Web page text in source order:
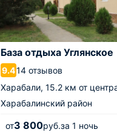
База отдыха Углянское
9.414 отзывов
Харабали, 15.2 км от
Харабалинский район
от3 800руб.за 1 ночь